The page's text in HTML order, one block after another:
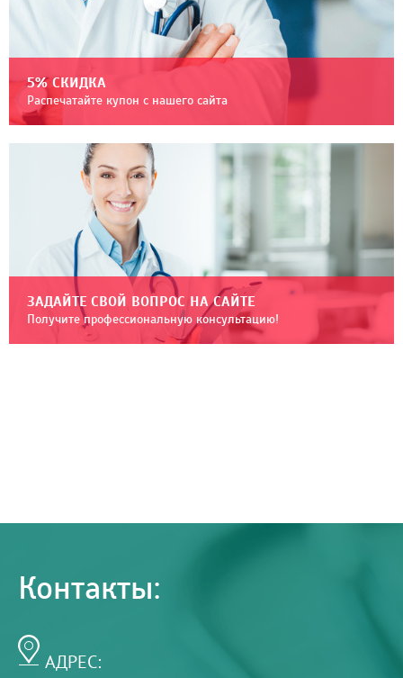
5% СКИДКА
Распечатайте купон с нашего сайта
ЗАДАЙТЕ СВОЙ ВОПРОС НА САЙТЕ
Получите профессиональную консультацию!
Контакты:
АДРЕС: